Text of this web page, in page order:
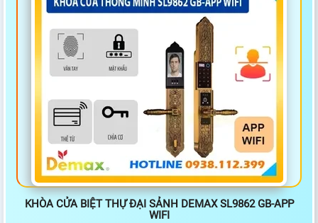
KHÒA CỬA BIỆT THỰ ĐẠI SẢNH DEMAX SL9862 GB-APP
WIFI